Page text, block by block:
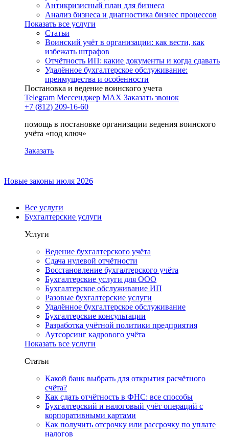
Антикризисный план для бизнеса
Анализ бизнеса и диагностика бизнес процессов
Показать все услуги
Статьи
Воинский учёт в организации: как вести, как
избежать штрафов
Отчётность ИП: какие документы и когда сдавать
Удалённое бухгалтерское обслуживание:
преимущества и особенности
Постановка и ведение воинского учета
Telegram Мессенджер MAX Заказать звонок
+7 (812) 209-16-60
помощь в постановке организации ведения воинского
учёта «под ключ»
Заказать
Новые законы июля 2026
Все услуги
Бухгалтерские услуги
Услуги
Ведение бухгалтерского учёта
Сдача нулевой отчётности
Восстановление бухгалтерского учёта
Бухгалтерские услуги для ООО
Бухгалтерское обслуживание ИП
Разовые бухгалтерские услуги
Удалённое бухгалтерское обслуживание
Бухгалтерские консультации
Разработка учётной политики предприятия
Аутсорсинг кадрового учёта
Показать все услуги
Статьи
Какой банк выбрать для открытия расчётного
счёта?
Как сдать отчётность в ФНС: все способы
Бухгалтерский и налоговый учёт операций с
корпоративными картами
Как получить отсрочку или рассрочку по уплате
налогов